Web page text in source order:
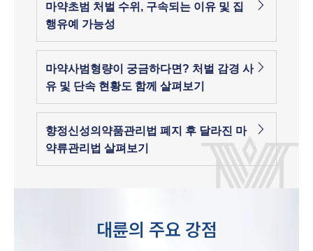
마약초범 처벌 수위, 구속되는 이유 및 집
행유예 가능성
마약사범형량이 궁금하다면? 처벌 감경 사
유 및 단속 현황도 함께 살펴보기
향정신성의약품관리법 폐지 후 달라진 마
약류관리법 살펴보기
대륜의 주요 강점